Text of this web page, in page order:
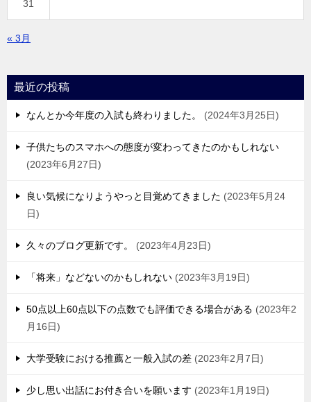
31
« 3月
最近の投稿
なんとか今年度の入試も終わりました。 2024年3月25日
子供たちのスマホへの態度が変わってきたのかもしれない
2023年6月27日
良い気候になりようやっと目覚めてきました
2023年5月24
日
久々のブログ更新です。 2023年4月23日
「将来」などないのかもしれない 2023年3月19日
50点以上60点以下の点数でも評価できる場合がある
2023年2
月16日
大学受験における推薦と一般入試の差 2023年2月7日
少し思い出話にお付き合いを願います 2023年1月19日